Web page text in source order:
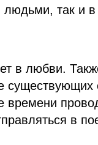
людьми, так и в
в любви.
существующих
в